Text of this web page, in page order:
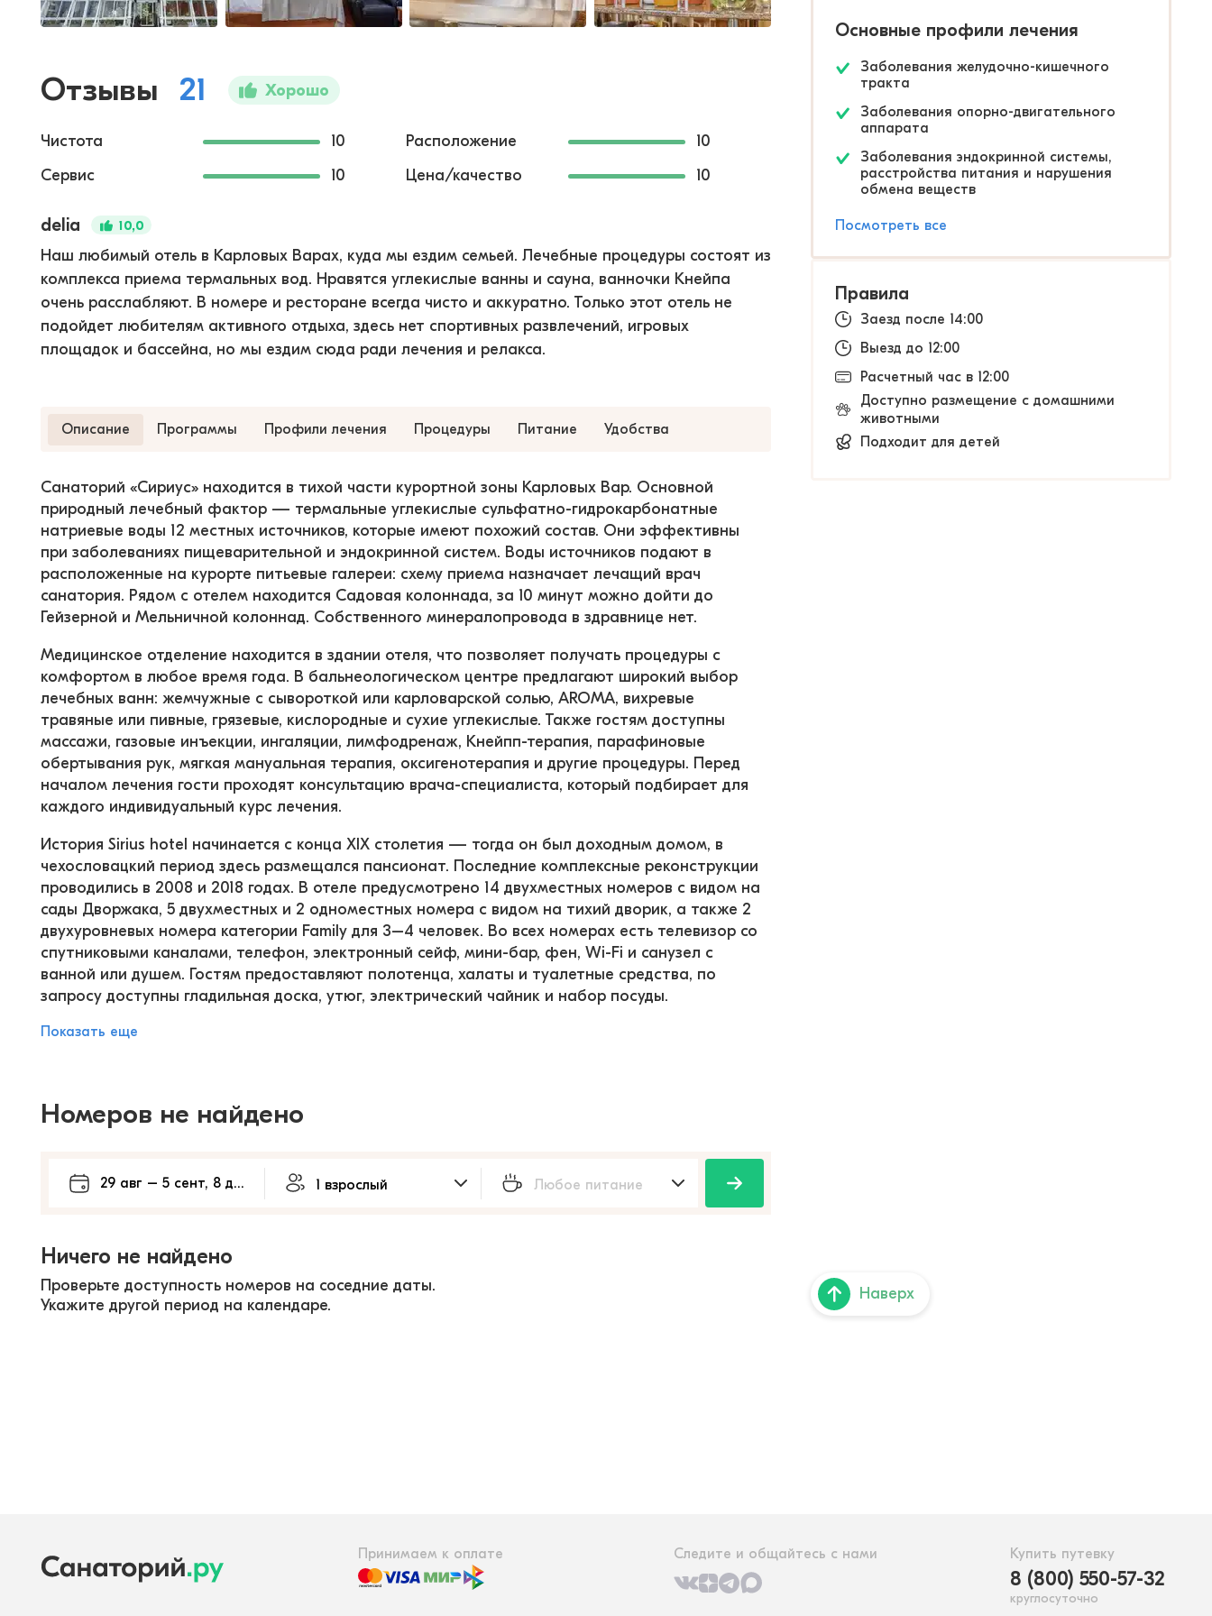
Отзывы 21 Хорошо
Чистота 10 Расположение
10
Сервис
10 Цена/качество 10
delia 10,0
Наш любимый отель в Карловых Варах, куда мы ездим семьей. Лечебные процедуры состоят из
комплекса приема термальных вод. Нравятся углекислые ванны и сауна, ванночки Кнейпа
очень расслабляют. В номере и ресторане всегда чисто и аккуратно. Только этот отель не
подойдет любителям активного отдыха, здесь нет спортивных развлечений, игровых
площадок и бассейна, но мы ездим сюда ради лечения и релакса.
Описание Программы Профили лечения Процедуры Питание Удобства
Санаторий «Сириус» находится в тихой части курортной зоны Карловых Вар. Основной
природный лечебный фактор — термальные углекислые сульфатно-гидрокарбонатные
натриевые воды 12 местных источников, которые имеют похожий состав. Они эффективны
при заболеваниях пищеварительной и эндокринной систем. Воды источников подают в
расположенные на курорте питьевые галереи: схему приема назначает лечащий врач
санатория. Рядом с отелем находится Садовая колоннада, за 10 минут можно дойти до
Гейзерной и Мельничной колоннад. Собственного минералопровода в здравнице нет.
Медицинское отделение находится в здании отеля, что позволяет получать процедуры с
комфортом в любое время года. В бальнеологическом центре предлагают широкий выбор
лечебных ванн: жемчужные с сывороткой или карловарской солью, AROMA, вихревые
травяные или пивные, грязевые, кислородные и сухие углекислые. Также гостям доступны
массажи, газовые инъекции, ингаляции, лимфодренаж, Кнейпп-терапия, парафиновые
обертывания рук, мягкая мануальная терапия, оксигенотерапия и другие процедуры. Перед
началом лечения гости проходят консультацию врача-специалиста, который подбирает для
каждого индивидуальный курс лечения.
История Sirius hotel начинается с конца XIX столетия — тогда он был доходным домом, в
чехословацкий период здесь размещался пансионат. Последние комплексные реконструкции
проводились в 2008 и 2018 годах. В отеле предусмотрено 14 двухместных номеров с видом на
сады Дворжака, 5 двухместных и 2 одноместных номера с видом на тихий дворик, а также 2
двухуровневых номера категории Family для 3–4 человек. Во всех номерах есть телевизор со
спутниковыми каналами, телефон, электронный сейф, мини-бар, фен, Wi-Fi и санузел с
ванной или душем. Гостям предоставляют полотенца, халаты и туалетные средства, по
запросу доступны гладильная доска, утюг, электрический чайник и набор посуды.
Показать еще
Номеров не найдено
Ничего не найдено
Проверьте доступность номеров на соседние даты.
Укажите другой период на календаре.
Основные профили лечения
Заболевания желудочно-кишечного
тракта
Заболевания опорно-двигательного
аппарата
Заболевания эндокринной системы,
расстройства питания и нарушения
обмена веществ
Посмотреть все
Правила
Заезд после 14:00
Выезд до 12:00
Расчетный час в 12:00
Доступно размещение с домашними
животными
Подходит для детей
Наверх
Принимаем к оплате Следите и общайтесь с нами Купить путевку
8 (800) 550-57-32
круглосуточно